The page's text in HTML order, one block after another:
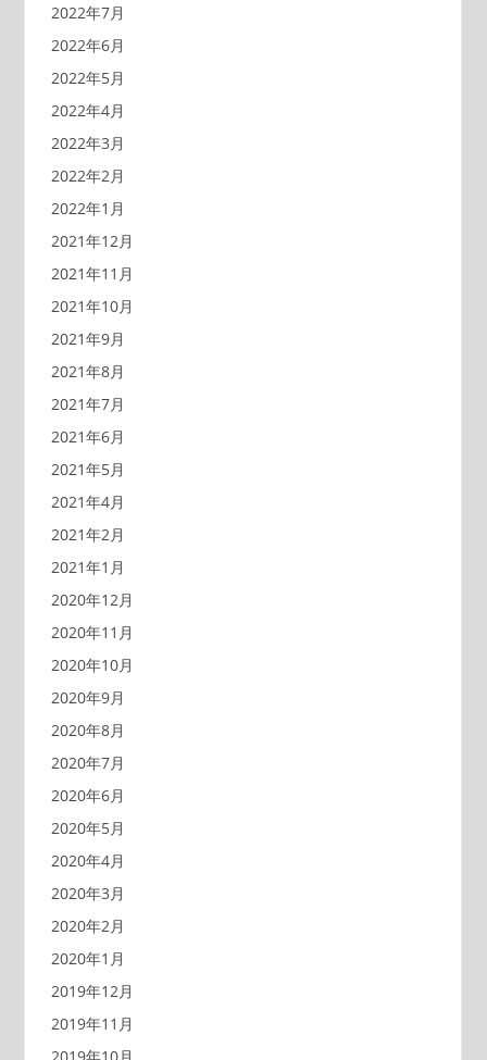
2022年7月
2022年6月
2022年5月
2022年4月
2022年3月
2022年2月
2022年1月
2021年12月
2021年11月
2021年10月
2021年9月
2021年8月
2021年7月
2021年6月
2021年5月
2021年4月
2021年2月
2021年1月
2020年12月
2020年11月
2020年10月
2020年9月
2020年8月
2020年7月
2020年6月
2020年5月
2020年4月
2020年3月
2020年2月
2020年1月
2019年12月
2019年11月